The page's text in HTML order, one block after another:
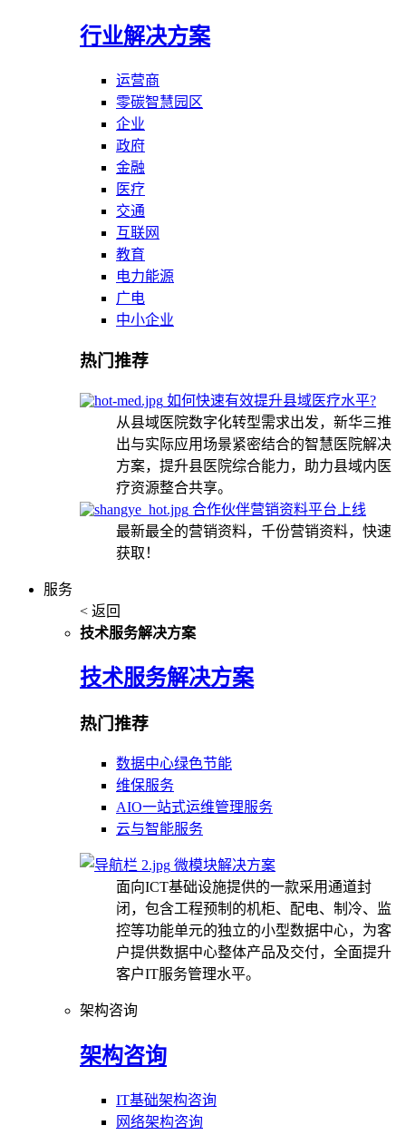
行业解决方案
运营商
零碳智慧园区
企业
政府
金融
医疗
交通
互联网
教育
电力能源
广电
中小企业
热门推荐
如何快速有效提升县域医疗水平?
从县域医院数字化转型需求出发，新华三推
出与实际应用场景紧密结合的智慧医院解决
方案，提升县医院综合能力，助力县域内医
疗资源整合共享。
合作伙伴营销资料平台上线
最新最全的营销资料，千份营销资料，快速
获取！
服务
< 返回
技术服务解决方案
技术服务解决方案
热门推荐
数据中心绿色节能
维保服务
AIO一站式运维管理服务
云与智能服务
微模块解决方案
面向ICT基础设施提供的一款采用通道封
闭，包含工程预制的机柜、配电、制冷、监
控等功能单元的独立的小型数据中心，为客
户提供数据中心整体产品及交付，全面提升
客户IT服务管理水平。
架构咨询
架构咨询
IT基础架构咨询
网络架构咨询